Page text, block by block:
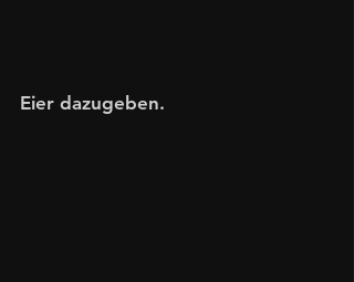
Eier dazugeben.